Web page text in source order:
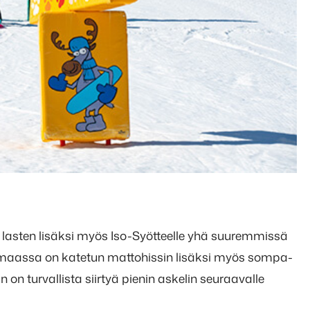
lisäksi myös Iso-Syötteelle yhä suuremmissä
on katetun mattohissin lisäksi myös sompa-
on turvallista siirtyä pienin askelin seuraavalle